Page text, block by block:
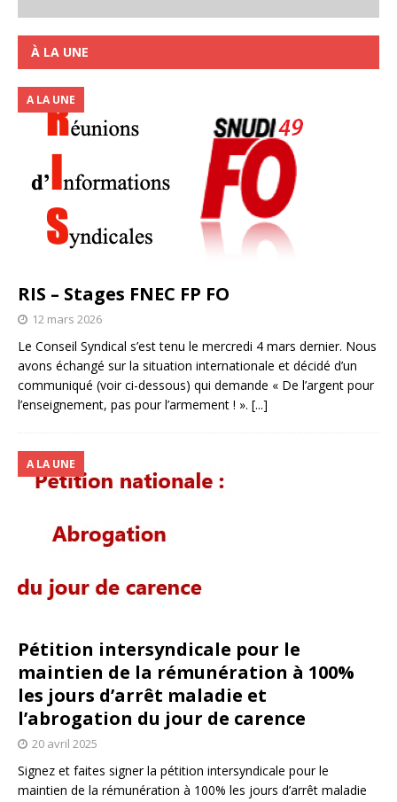
À LA UNE
RIS – Stages FNEC FP FO
A LA UNE
12 mars 2026
Le Conseil Syndical s’est tenu le mercredi 4 mars dernier. Nous
avons échangé sur la situation internationale et décidé d’un
communiqué (voir ci-dessous) qui demande « De l’argent pour
l’enseignement, pas pour l’armement ! ». [...]
Pétition intersyndicale pour le
maintien de la rémunération à 100%
les jours d’arrêt maladie et
l’abrogation du jour de carence
A LA UNE
20 avril 2025
Signez et faites signer la pétition intersyndicale pour le
maintien de la rémunération à 100% les jours d’arrêt maladie